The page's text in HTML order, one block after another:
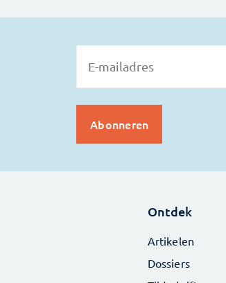
Ontdek
Artikelen
Dossiers